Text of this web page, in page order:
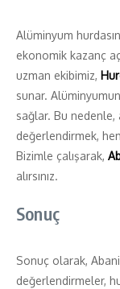
Alüminyum
ekonomik kazanç
uzman ekibimiz,
sunar.
sağlar. Bu nedenle,
değerlendirmek,
Bizimle çalışarak,
alırsınız.
Sonuç
Sonuç olarak,
değerlendirmeler,